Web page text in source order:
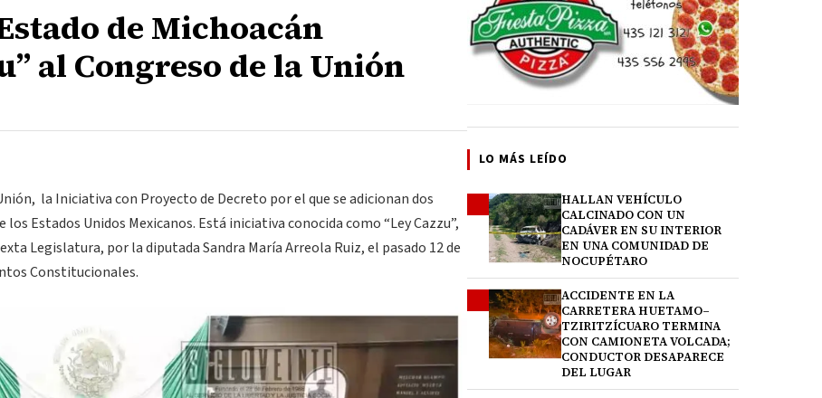
de Michoacán
al Congreso de la Unión
la Iniciativa con Proyecto de Decreto por el que se adicionan dos
Estados Unidos Mexicanos. Está iniciativa conocida como “Ley Cazzu”,
Legislatura, por la diputada Sandra María Arreola Ruiz, el pasado 12 de
Constitucionales.
LO MÁS LEÍDO
HALLAN VEHÍCULO
CALCINADO CON UN
CADÁVER EN SU INTERIOR
EN UNA COMUNIDAD DE
NOCUPÉTARO
ACCIDENTE EN LA
CARRETERA HUETAMO–
TZIRITZÍCUARO TERMINA
CON CAMIONETA VOLCADA;
CONDUCTOR DESAPARECE
DEL LUGAR